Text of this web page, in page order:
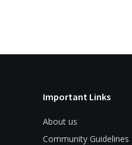
Important Links
About us
Community Guidelines